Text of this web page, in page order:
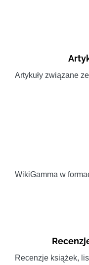
Artykuły związane
WikiGamma w
Recenzje książek,